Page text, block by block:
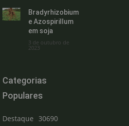
Bradyrhizobium
e Azospirillum
em soja
3 de outubro de
2023
Categorias
Populares
Destaque
30690